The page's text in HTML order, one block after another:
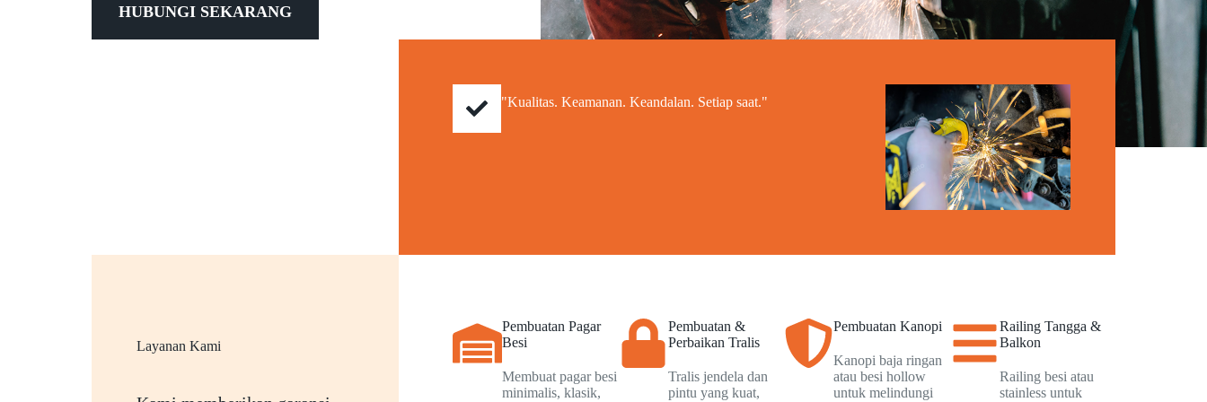
HUBUNGI SEKARANG
"Kualitas. Keamanan. Keandalan. Setiap saat."
Layanan Kami
Pembuatan Pagar
Besi
Membuat pagar besi
minimalis, klasik,
Pembuatan &
Perbaikan Tralis
Tralis jendela dan
pintu yang kuat,
Pembuatan Kanopi
Kanopi baja ringan
atau besi hollow
untuk melindungi
Railing Tangga &
Balkon
Railing besi atau
stainless untuk